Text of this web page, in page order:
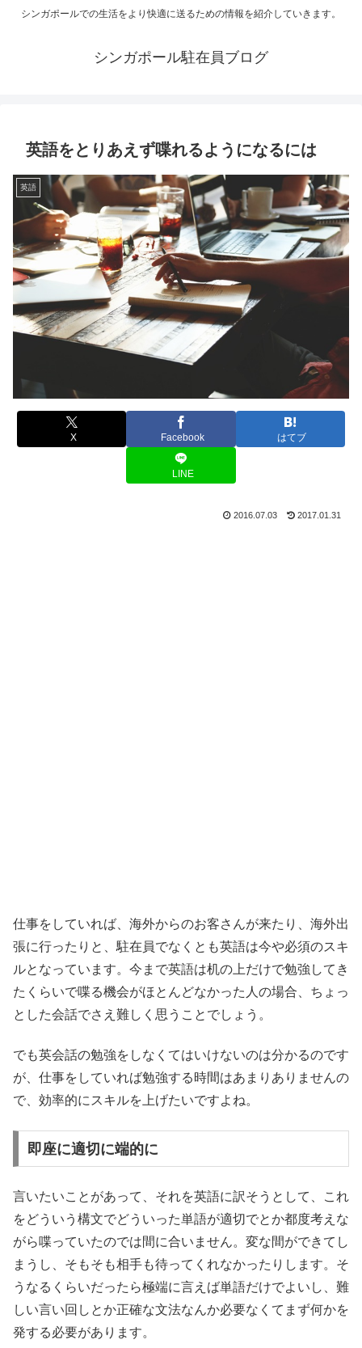
シンガポールでの生活をより快適に送るための情報を紹介していきます。
シンガポール駐在員ブログ
英語をとりあえず喋れるようになるには
英語
X Facebook はてブ
LINE
2016.07.03 2017.01.31
仕事をしていれば、海外からのお客さんが来たり、海外出
張に行ったりと、駐在員でなくとも英語は今や必須のスキ
ルとなっています。今まで英語は机の上だけで勉強してき
たくらいで喋る機会がほとんどなかった人の場合、ちょっ
とした会話でさえ難しく思うことでしょう。
でも英会話の勉強をしなくてはいけないのは分かるのです
が、仕事をしていれば勉強する時間はあまりありませんの
で、効率的にスキルを上げたいですよね。
即座に適切に端的に
言いたいことがあって、それを英語に訳そうとして、これ
をどういう構文でどういった単語が適切でとか都度考えな
がら喋っていたのでは間に合いません。変な間ができてし
まうし、そもそも相手も待ってくれなかったりします。そ
うなるくらいだったら極端に言えば単語だけでよいし、難
しい言い回しとか正確な文法なんか必要なくてまず何かを
発する必要があります。